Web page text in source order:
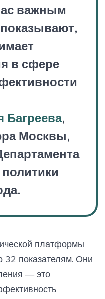
важным
в сфере
Багреева,
Москвы,
платформы
32 показателям. Они
— это